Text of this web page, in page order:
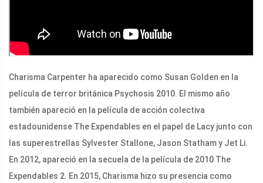
Charisma Carpenter ha aparecido como Susan Golden en la
película de terror británica Psychosis 2010. El mismo año
también apareció en la película de acción colectiva
estadounidense The Expendables en el papel de Lacy junto con
las superestrellas Sylvester Stallone, Jason Statham y Jet Li.
En 2012, apareció en la secuela de la película de 2010 The
Expendables 2. En 2015, Charisma hizo su presencia como